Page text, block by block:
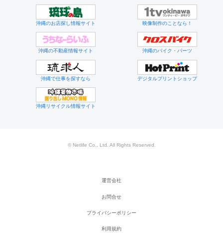
沖縄のお店探し情報サイト 映像制作のことなら！
沖縄の不動産情報サイト 沖縄のバイク・パーツ
沖縄で仕事を探すなら デジタルプリントショップ
沖縄リサイクル情報サイト
© Netlife Co., Ltd. All Rights Reserved.
運営会社
お問合せ
プライバシーポリシー
利用規約